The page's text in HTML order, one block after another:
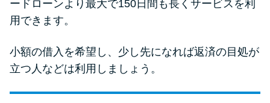
ードローンより最大で150日間も長くサービスを利
用できます。
小額の借入を希望し、少し先になれば返済の目処が
立つ人などは利用しましょう。